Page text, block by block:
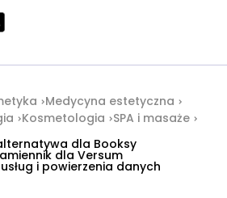
Medycyna estetyczna
Kosmetologia SPA i masaże
dla Booksy
dla Versum
i powierzenia danych